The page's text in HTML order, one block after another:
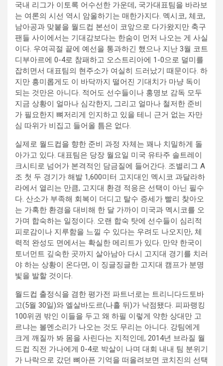
국내 리그가 이토록 어수선한 가운데, 국가대표팀을 바라보
는 여론의 시선 역시 암울하기는 매한가지다. 멕시코, 체코,
남아공과 맞붙을 월드컵 본선이 코앞으로 다가왔지만 축구
팬들 사이에서는 기대감보다는 한숨이 먼저 나오는 게 사실
이다. 우여곡절 끝에 예선을 통과하긴 했으나 지난 3월 코트
디부아르에 0-4로 참패하고 오스트리아에 1-0으로 덜미를
잡히면서 대표팀의 현주소가 여실히 드러났기 때문이다. 하
지만 흥미롭게도 이 바닥까지 떨어진 기대치가 마냥 독이
되는 것만은 아니다. 적어도 선수들이나 홍명보 감독 모두
지금 상황이 얼마나 심각한지, 그리고 얼마나 철저한 준비
가 필요한지 뼈저리게 인지하고 있을 테니 근거 없는 자만
심 따위가 비집고 들어올 틈은 없다.
실제로 월드컵을 향한 준비 과정 자체는 꽤나 치밀하게 돌
아가고 있다. 대표팀은 당장 월요일 미국 유타주 솔트레이
크시티로 넘어가 본격적인 담금질에 들어간다. 조별리그 A
조 첫 두 경기가 해발 1,600미터 고지대인 멕시코 과달라하
라에서 열리는 만큼, 고지대 환경 적응은 선택이 아닌 필수
다. 산소가 부족해 회복이 더디고 탈수 증세가 빨리 찾아오
는 가혹한 환경을 대비해 한 달 가까이 미국과 멕시코를 오
가며 합숙하는 일정이다. 오랜 합숙 탓에 선수들이 심리적
피로감이나 지루함을 느낄 수 있다는 우려도 나오지만, 체
력적 완성도 면에서는 확실한 메리트가 있다. 만약 한국이
토너먼트 깊숙한 곳까지 살아남아 다시 고지대 경기를 치러
야 하는 상황이 온다면, 이 징글징글한 고지대 캠프가 분명
빛을 발할 것이다.
월드컵 출정식을 겸한 평가전 파트너로는 트리니다드토바
고(5월 30일)와 엘살바도르(나흘 뒤)가 낙점됐다. 피파랭킹
100위권 밖인 이들을 두고 왜 하필 이렇게 약한 상대만 고
르냐는 볼멘소리가 나오는 것도 무리는 아니다. 강팀에게
크게 깨질까 봐 몸을 사린다는 지적인데, 2014년 브라질 월
드컵 직전 가나에게 0-4로 박살이 나며 대회 내내 팀 분위기
가 나락으로 갔던 뼈아픈 기억을 떠올려보면 코치진의 선택